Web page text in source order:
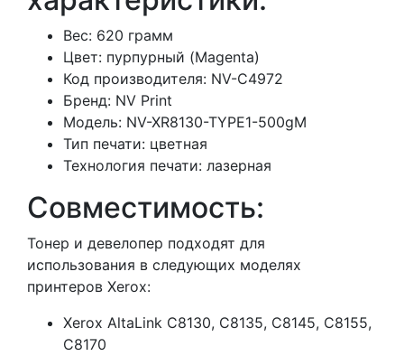
Вес: 620 грамм
Цвет: пурпурный (Magenta)
Код производителя: NV-C4972
Бренд: NV Print
Модель: NV-XR8130-TYPE1-500gM
Тип печати: цветная
Технология печати: лазерная
Совместимость:
Тонер и девелопер подходят для
использования в следующих моделях
принтеров Xerox:
Xerox AltaLink C8130, C8135, C8145, C8155,
C8170